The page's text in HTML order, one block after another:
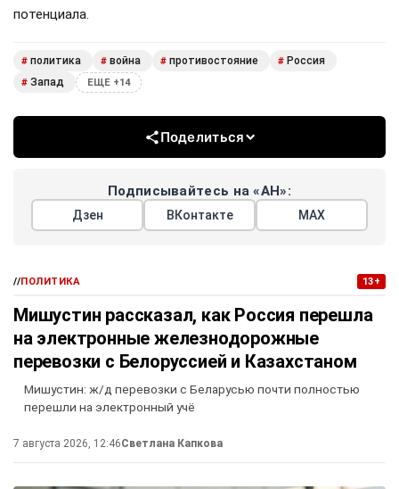
потенциала.
# политика # война # противостояние # Россия
# Запад ЕЩЕ +14
Поделиться
Подписывайтесь на «АН»:
Дзен ВКонтакте МАХ
//ПОЛИТИКА 13+
Мишустин рассказал, как Россия перешла
на электронные железнодорожные
перевозки с Белоруссией и Казахстаном
Мишустин: ж/д перевозки с Беларусью почти полностью
перешли на электронный учё
7 августа 2026, 12:46Светлана Капкова